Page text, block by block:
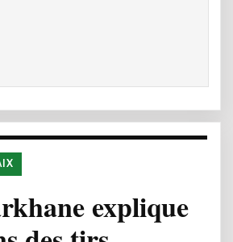
explique